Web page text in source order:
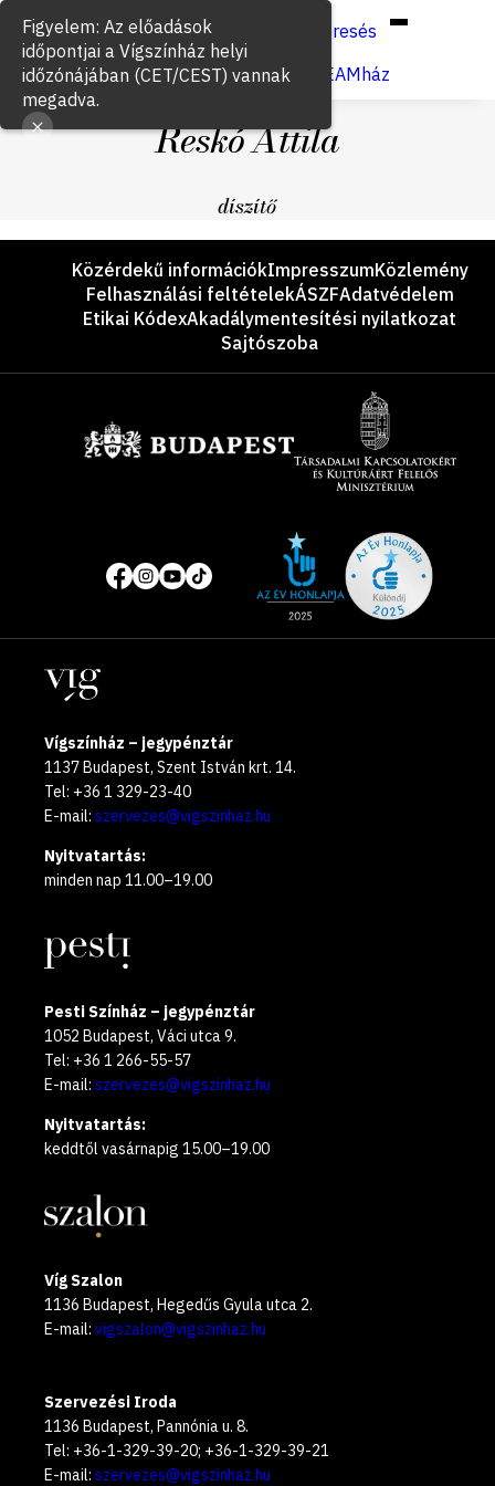
Keresés
Jegyvásárlás
VígSTREAMház
Reskó Attila
díszítő
LáblécKözérdekű információkImpresszumKözlemény
Felhasználási feltételekÁSZFAdatvédelem
Etikai KódexAkadálymentesítési nyilatkozat
Sajtószoba
Közösségi
média
oldalak
of
year
Helyszínek
Vígszínház – jegypénztár
1137 Budapest, Szent István krt. 14.
Tel: +36 1 329-23-40
E-mail: szervezes@vigszinhaz.hu
Nyitvatartás:
minden nap 11.00–19.00
Pesti Színház – jegypénztár
1052 Budapest, Váci utca 9.
Tel: +36 1 266-55-57
E-mail: szervezes@vigszinhaz.hu
Nyitvatartás:
keddtől vasárnapig 15.00–19.00
Víg Szalon
1136 Budapest, Hegedűs Gyula utca 2.
E-mail: vigszalon@vigszinhaz.hu
Szervezési Iroda
1136 Budapest, Pannónia u. 8.
Tel: +36-1-329-39-20; +36-1-329-39-21
E-mail: szervezes@vigszinhaz.hu
Figyelem: Az előadások
időpontjai a Vígszínház helyi
időzónájában (CET/CEST) vannak
megadva.